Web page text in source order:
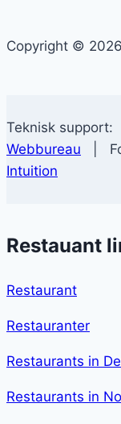
Copyright ©
Teknisk support:
Webbureau |
Intuition
Restauant
Restaurant
Restauranter
Restaurants in
Restaurants in